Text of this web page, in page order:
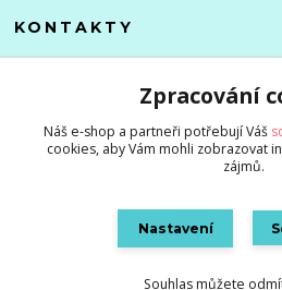
KONTAKTY
+420 705 976 386
info@zlevnenizbozi.cz
Zpracování
Náš e-shop a partneři potřebují Váš
cookies, aby Vám mohli zobrazovat
zájmů.
Nastavení
Souhlas můžete